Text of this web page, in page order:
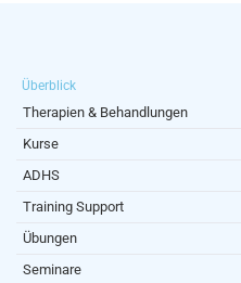
Überblick
Therapien & Behandlungen
Kurse
ADHS
Training Support
Übungen
Seminare